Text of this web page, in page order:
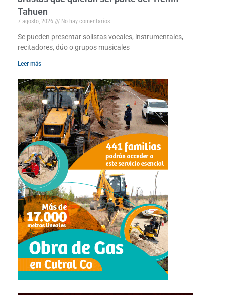
Tahuen
7 agosto, 2026 No hay comentarios
Se pueden presentar solistas vocales, instrumentales,
recitadores, dúo o grupos musicales
Leer más